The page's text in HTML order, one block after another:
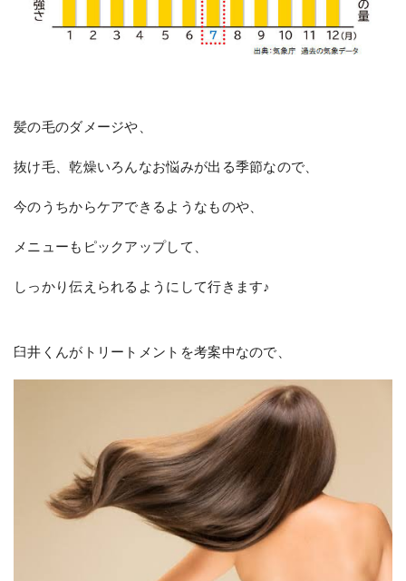
髪の毛のダメージや、
抜け毛、乾燥いろんなお悩みが出る季節なので、
今のうちからケアできるようなものや、
メニューもピックアップして、
しっかり伝えられるようにして行きます♪
臼井くんがトリートメントを考案中なので、